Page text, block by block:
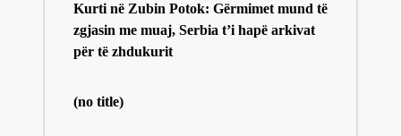
Kurti në Zubin Potok: Gërmimet mund të
zgjasin me muaj, Serbia t’i hapë arkivat
për të zhdukurit
(no title)